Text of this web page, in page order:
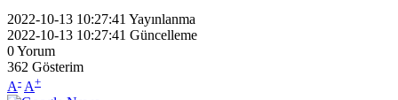
2022-10-13 10:27:41 Yayınlanma
2022-10-13 10:27:41 Güncelleme
0Yorum
362 Gösterim
A- A+